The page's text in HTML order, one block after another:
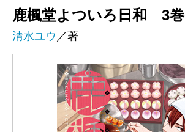
鹿楓堂よついろ日和 3巻
清水ユウ ／著